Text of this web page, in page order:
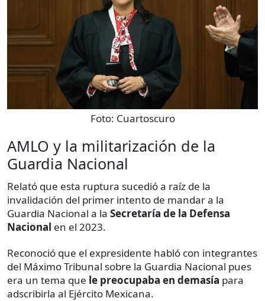
Foto: Cuartoscuro
AMLO y la militarización de la
Guardia Nacional
Relató que esta ruptura sucedió a raíz de la
invalidación del primer intento de mandar a la
Guardia Nacional a la Secretaría de la Defensa
Nacional en el 2023.
Reconoció que el expresidente habló con integrantes
del Máximo Tribunal sobre la Guardia Nacional pues
era un tema que le preocupaba en demasía para
adscribirla al Ejército Mexicana.